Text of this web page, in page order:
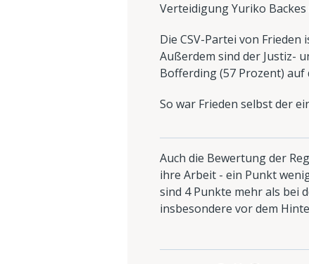
Verteidigung Yuriko Backes
Die CSV-Partei von
Außerdem sind der Justiz-
Bofferding (57 Prozent) auf
So war Frieden selbst der
Auch die Bewertung der
ihre Arbeit - ein Punkt
sind 4 Punkte mehr als bei
insbesondere vor dem